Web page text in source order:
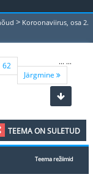
> Koroonaviirus, osa 2.
... ...
62
Järgmine
TEEMA ON SULETUD
Teema režiimid